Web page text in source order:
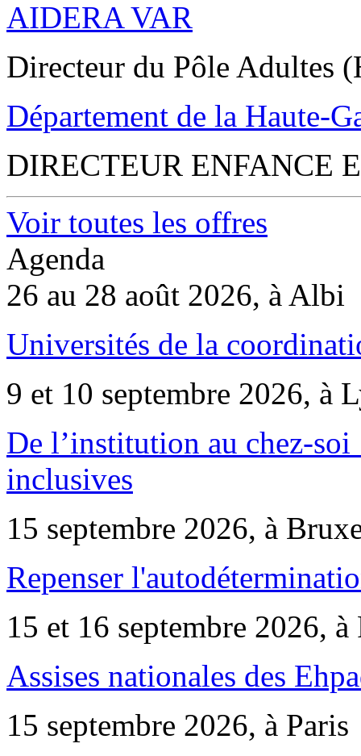
AIDERA VAR
Directeur du Pôle Adultes
Département de la Haute-
DIRECTEUR ENFANCE
Voir toutes les offres
Agenda
26 au 28 août 2026, à Albi
Universités de la
9 et 10 septembre 2026, à
De l’institution au chez-
inclusives
15 septembre 2026, à
Repenser
15 et 16 septembre 2026, à
Assises nationales des
15 septembre 2026, à Paris